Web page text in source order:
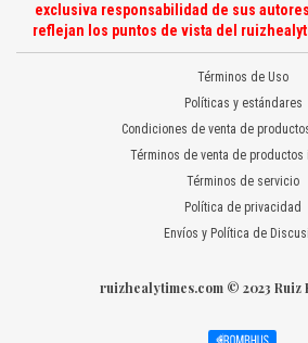
exclusiva responsabilidad de sus
reflejan los puntos de vista del
Términos de Uso
Políticas y estándares
Condiciones de venta de
Términos de venta de productos
Términos de servicio
Política de privacidad
Envíos y Política de
ruizhealytimes.com © 2023 Ruiz